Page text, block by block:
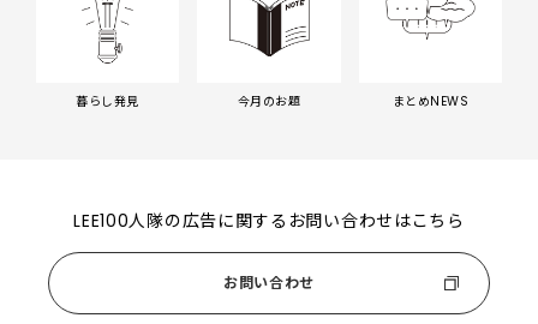
暮らし発見 今月のお題 まとめNEWS
LEE100人隊の広告に関するお問い合わせはこちら
お問い合わせ